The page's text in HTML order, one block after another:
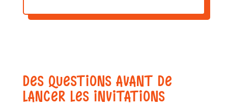
DES QUESTIONS AVANT DE
LANCER LES INVITATIONS